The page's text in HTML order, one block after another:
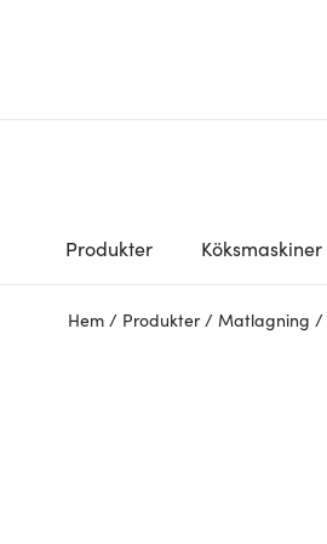
Produkter Köksmaskiner
Hem / Produkter / Matlagning /